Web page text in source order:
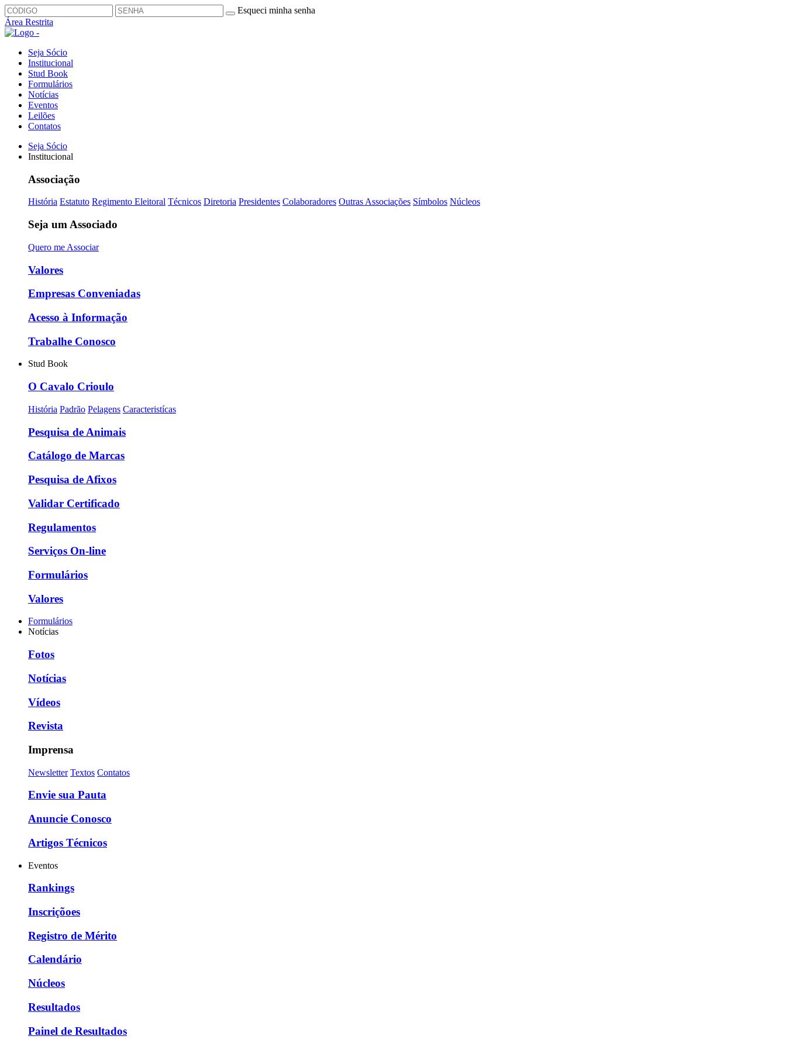
Esqueci minha senha
Área Restrita
Seja Sócio
Institucional
Stud Book
Formulários
Notícias
Eventos
Leilões
Contatos
Seja Sócio
Institucional
Associação
História Estatuto Regimento Eleitoral Técnicos Diretoria Presidentes Colaboradores Outras Associações Símbolos Núcleos
Seja um Associado
Quero me Associar
Valores
Empresas Conveniadas
Acesso à Informação
Trabalhe Conosco
Stud Book
O Cavalo Crioulo
História Padrão Pelagens Caracteristícas
Pesquisa de Animais
Catálogo de Marcas
Pesquisa de Afixos
Validar Certificado
Regulamentos
Serviços On-line
Formulários
Valores
Formulários
Notícias
Fotos
Notícias
Vídeos
Revista
Imprensa
Newsletter Textos Contatos
Envie sua Pauta
Anuncie Conosco
Artigos Técnicos
Eventos
Rankings
Inscriçõoes
Registro de Mérito
Calendário
Núcleos
Resultados
Painel de Resultados